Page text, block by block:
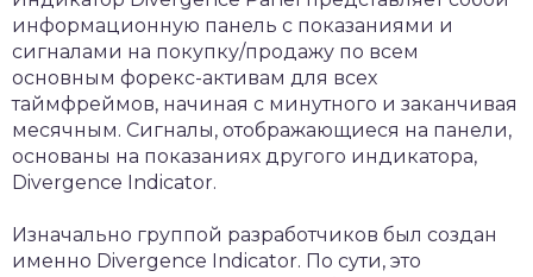
информационную панель с показаниями и
сигналами на покупку/продажу по всем
основным форекс-активам для всех
таймфреймов, начиная с минутного и заканчивая
месячным. Сигналы, отображающиеся на панели,
основаны на показаниях другого индикатора,
Divergence Indicator.
Изначально группой разработчиков был создан
именно Divergence Indicator. По сути, это